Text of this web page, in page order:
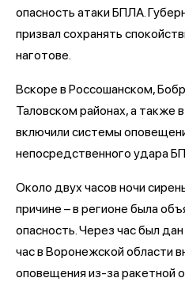
опасность атаки БПЛА.
призвал сохранять
наготове.
Вскоре в Россошанском,
Таловском районах, а также
включили системы
непосредственного удара
Около двух часов ночи
причине – в регионе была
опасность. Через час был
час в Воронежской области
оповещения из-за ракетной